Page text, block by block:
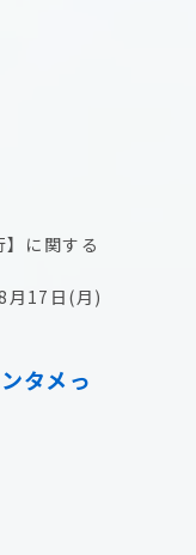
に関する
月17日(月)
タメっ